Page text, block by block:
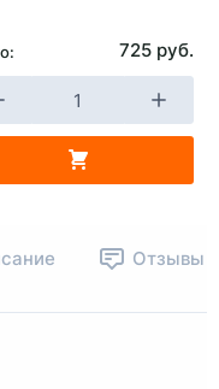
725 руб.
Отзывы